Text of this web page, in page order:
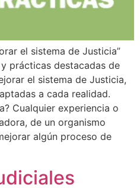
el sistema de Justicia”
prácticas destacadas de
el sistema de Justicia,
a cada realidad.
Cualquier experiencia o
de un organismo
algún proceso de